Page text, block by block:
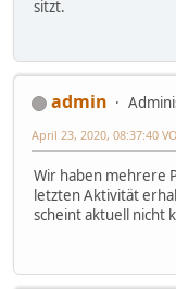
sitzt.
admin
April 23, 2020, 08:37:40
Wir haben mehrere
letzten Aktivität
scheint aktuell nicht